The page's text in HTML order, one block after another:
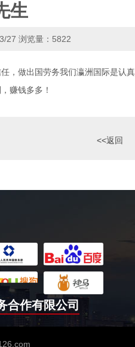
生
27 浏览量：5822
，做出国劳务我们瀛洲国际是认真
赚钱多多！
<<返回
合作有限公司